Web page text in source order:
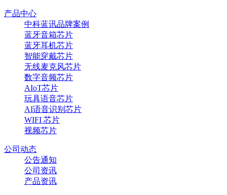
产品中心
中科蓝讯品牌案例
蓝牙音箱芯片
蓝牙耳机芯片
智能穿戴芯片
无线麦克风芯片
数字音频芯片
AIoT芯片
玩具语音芯片
AI语音识别芯片
WIFI 芯片
视频芯片
公司动态
公告通知
公司资讯
产品资讯